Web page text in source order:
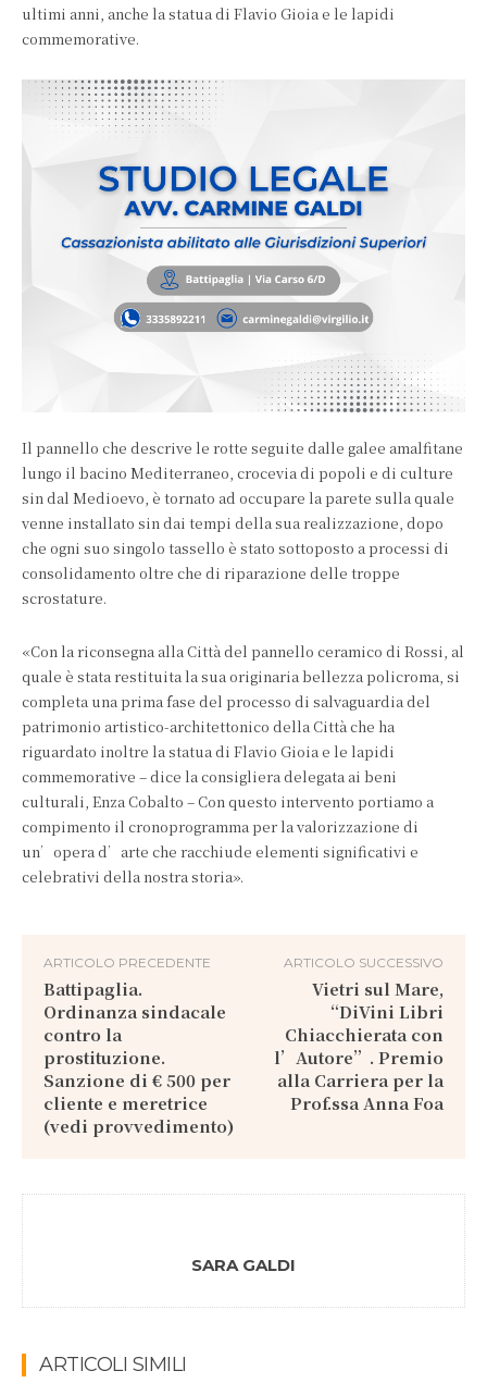
ultimi anni, anche la statua di Flavio Gioia e le lapidi
commemorative.
Il pannello che descrive le rotte seguite dalle galee amalfitane
lungo il bacino Mediterraneo, crocevia di popoli e di culture
sin dal Medioevo, è tornato ad occupare la parete sulla quale
venne installato sin dai tempi della sua realizzazione, dopo
che ogni suo singolo tassello è stato sottoposto a processi di
consolidamento oltre che di riparazione delle troppe
scrostature.
«Con la riconsegna alla Città del pannello ceramico di Rossi, al
quale è stata restituita la sua originaria bellezza policroma, si
completa una prima fase del processo di salvaguardia del
patrimonio artistico-architettonico della Città che ha
riguardato inoltre la statua di Flavio Gioia e le lapidi
commemorative – dice la consigliera delegata ai beni
culturali, Enza Cobalto – Con questo intervento portiamo a
compimento il cronoprogramma per la valorizzazione di
un’opera d’arte che racchiude elementi significativi e
celebrativi della nostra storia».
ARTICOLO PRECEDENTE
Battipaglia.
Ordinanza sindacale
contro la
prostituzione.
Sanzione di € 500 per
cliente e meretrice
(vedi provvedimento)
ARTICOLO SUCCESSIVO
Vietri sul Mare,
“DiVini Libri
Chiacchierata con
l’Autore”. Premio
alla Carriera per la
Prof.ssa Anna Foa
SARA GALDI
ARTICOLI SIMILI